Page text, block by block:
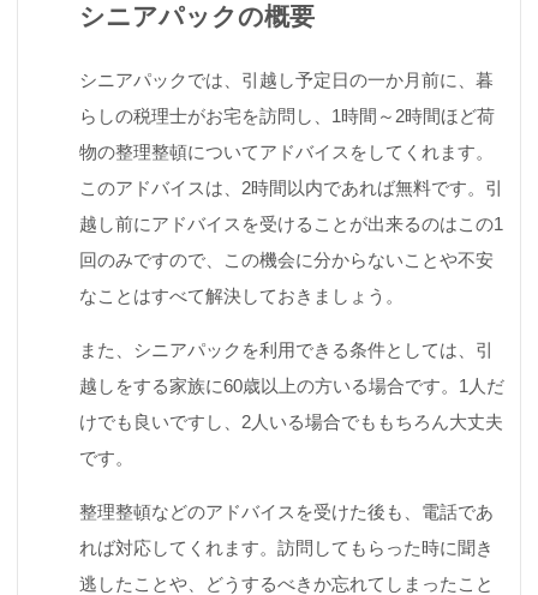
シニアパックの概要
シニアパックでは、引越し予定日の一か月前に、暮
らしの税理士がお宅を訪問し、1時間～2時間ほど荷
物の整理整頓についてアドバイスをしてくれます。
このアドバイスは、2時間以内であれば無料です。引
越し前にアドバイスを受けることが出来るのはこの1
回のみですので、この機会に分からないことや不安
なことはすべて解決しておきましょう。
また、シニアパックを利用できる条件としては、引
越しをする家族に60歳以上の方いる場合です。1人だ
けでも良いですし、2人いる場合でももちろん大丈夫
です。
整理整頓などのアドバイスを受けた後も、電話であ
れば対応してくれます。訪問してもらった時に聞き
逃したことや、どうするべきか忘れてしまったこと